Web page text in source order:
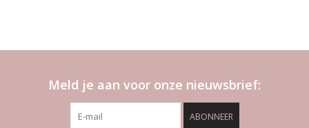
Meld je aan voor onze nieuwsbrief:
ABONNEER